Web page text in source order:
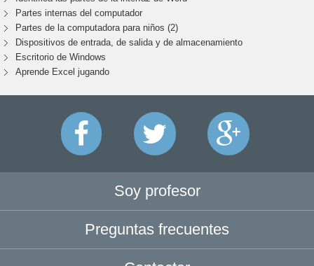
Partes internas del computador
Partes de la computadora para niños (2)
Dispositivos de entrada, de salida y de almacenamiento
Escritorio de Windows
Aprende Excel jugando
Soy profesor
Preguntas frecuentes